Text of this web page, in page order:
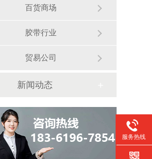
百货商场
胶带行业
贸易公司
新闻动态
服务热线